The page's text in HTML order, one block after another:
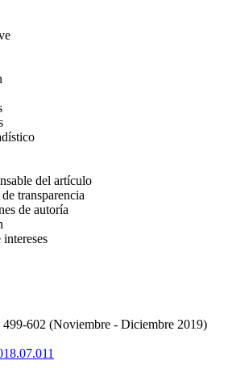
del artículo
transparencia
de autoría
499-602 (Noviembre - Diciembre 2019)